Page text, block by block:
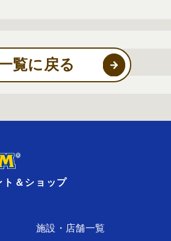
覧に戻る
ト＆ショップ
施設・店舗⼀覧